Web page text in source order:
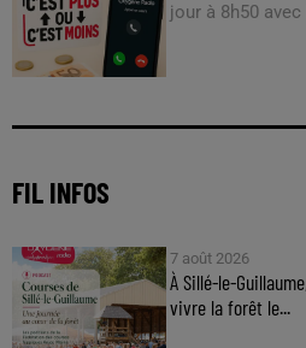
jour à 8h50
FIL INFOS
7 août 2026
À Sillé-le-
vivre la forêt le...